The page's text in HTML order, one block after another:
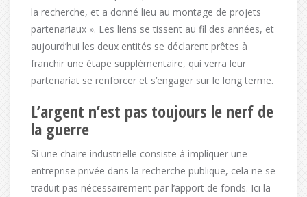
la recherche, et a donné lieu au montage de projets
partenariaux ». Les liens se tissent au fil des années, et
aujourd’hui les deux entités se déclarent prêtes à
franchir une étape supplémentaire, qui verra leur
partenariat se renforcer et s’engager sur le long terme.
L’argent n’est pas toujours le nerf de
la guerre
Si une chaire industrielle consiste à impliquer une
entreprise privée dans la recherche publique, cela ne se
traduit pas nécessairement par l’apport de fonds. Ici la